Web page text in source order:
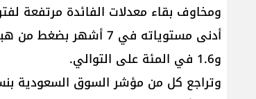
و1.6 في المئة على التوالي.